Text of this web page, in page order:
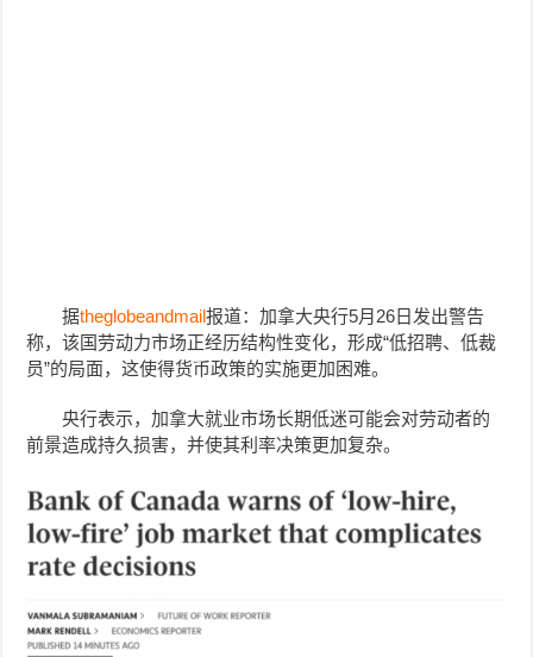
据theglobeandmail报道：加拿大央行5月26日发出警告
称，该国劳动力市场正经历结构性变化，形成“低招聘、低裁
员”的局面，这使得货币政策的实施更加困难。
央行表示，加拿大就业市场长期低迷可能会对劳动者的
前景造成持久损害，并使其利率决策更加复杂。